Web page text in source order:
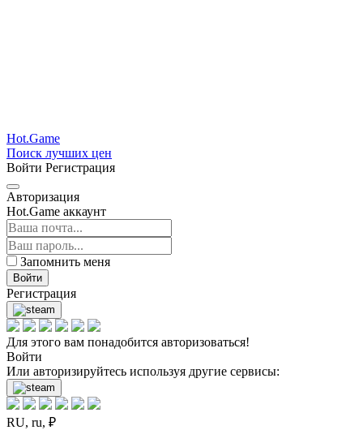
Hot.Game
Поиск лучших цен
Войти Регистрация
Авторизация
Hot.Game аккаунт
Запомнить меня
Войти
Регистрация
Для этого вам понадобится авторизоваться!
Войти
Или авторизируйтесь используя другие сервисы:
RU, ru, ₽